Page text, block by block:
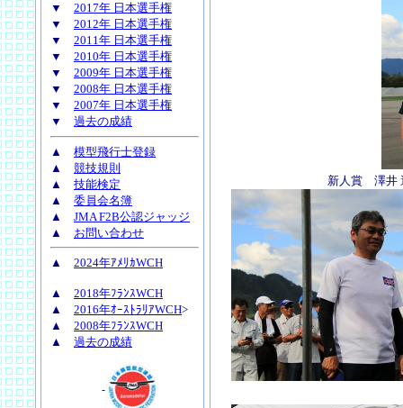
▼ 2017年 日本選手権
▼ 2012年 日本選手権
▼ 2011年 日本選手権
▼ 2010年 日本選手権
▼ 2009年 日本選手権
▼ 2008年 日本選手権
▼ 2007年 日本選手権
▼ 過去の成績
▲ 模型飛行士登録
▲ 競技規則
▲ 技能検定
▲ 委員会名簿
▲ JMA F2B公認ジャッジ
▲ お問い合わせ
▲ 2024年ｱﾒﾘｶWCH
▲ 2018年ﾌﾗﾝｽWCH
▲ 2016年ｵｰｽﾄﾗﾘｱWCH>
▲ 2008年ﾌﾗﾝｽWCH
▲ 過去の成績
新人賞 澤井